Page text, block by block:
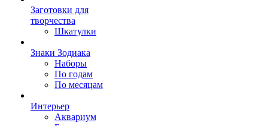
Заготовки для
творчества
Шкатулки
Знаки Зодиака
Наборы
По годам
По месяцам
Интерьер
Аквариум